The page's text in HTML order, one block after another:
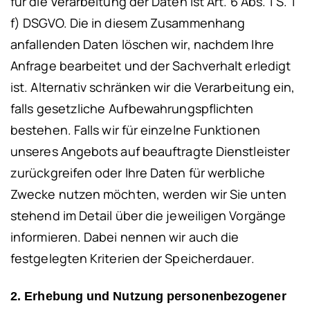
f) DSGVO. Die in diesem Zusammenhang
anfallenden Daten löschen wir, nachdem Ihre
Anfrage bearbeitet und der Sachverhalt erledigt
ist. Alternativ schränken wir die Verarbeitung ein,
falls gesetzliche Aufbewahrungspflichten
bestehen. Falls wir für einzelne Funktionen
unseres Angebots auf beauftragte Dienstleister
zurückgreifen oder Ihre Daten für werbliche
Zwecke nutzen möchten, werden wir Sie unten
stehend im Detail über die jeweiligen Vorgänge
informieren. Dabei nennen wir auch die
festgelegten Kriterien der Speicherdauer.
2. Erhebung und Nutzung personenbezogener